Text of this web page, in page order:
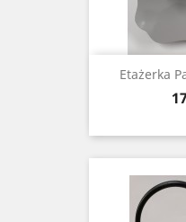
Etażerka